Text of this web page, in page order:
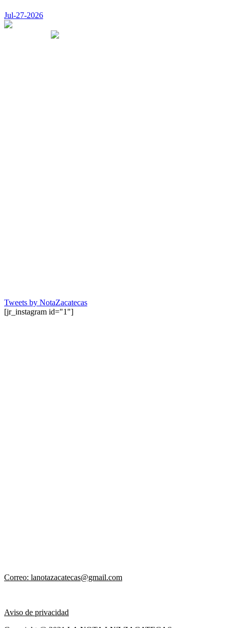
Jul-27-2026
Tweets by NotaZacatecas
[jr_instagram id="1"]
Correo: lanotazacatecas@gmail.com
Aviso de privacidad